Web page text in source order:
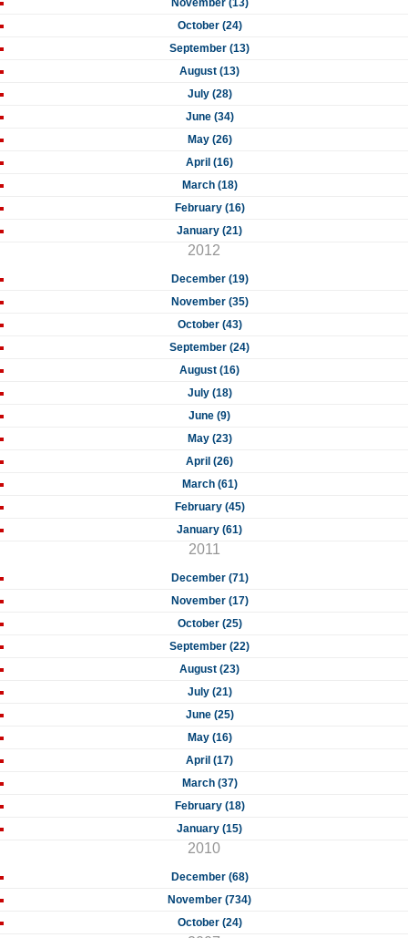
November (13)
October (24)
September (13)
August (13)
July (28)
June (34)
May (26)
April (16)
March (18)
February (16)
January (21)
2012
December (19)
November (35)
October (43)
September (24)
August (16)
July (18)
June (9)
May (23)
April (26)
March (61)
February (45)
January (61)
2011
December (71)
November (17)
October (25)
September (22)
August (23)
July (21)
June (25)
May (16)
April (17)
March (37)
February (18)
January (15)
2010
December (68)
November (734)
October (24)